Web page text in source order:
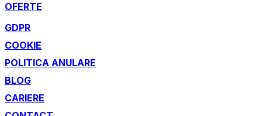
OFERTE
GDPR
COOKIE
POLITICA ANULARE
BLOG
CARIERE